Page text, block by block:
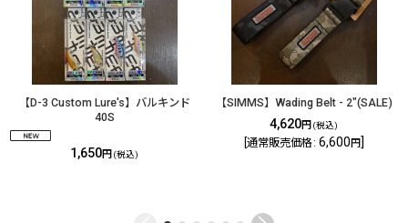
【D-3 Custom Lure's】バルキンド
40S
1,650円 (税込)
【SIMMS】Wading Belt - 2"(SALE)
4,620円 (税込)
通常販売価格: 6,600 円]